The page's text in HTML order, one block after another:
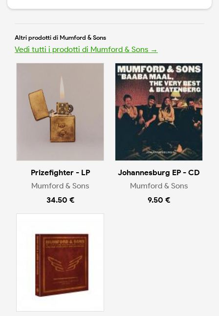
Altri prodotti di Mumford & Sons
Vedi tutti i prodotti di Mumford & Sons →
Prizefighter - LP
Mumford & Sons
34.50 €
Johannesburg EP - CD
Mumford & Sons
9.50 €